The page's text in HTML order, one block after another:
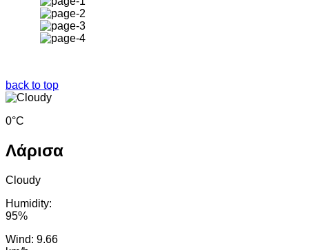
back to top
0°C
Λάρισα
Cloudy
Humidity:
95%
Wind: 9.66